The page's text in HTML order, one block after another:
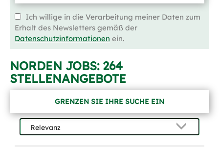
Ich willige in die Verarbeitung meiner Daten zum
Erhalt des Newsletters gemäß der
Datenschutzinformationen ein.
NORDEN JOBS: 264
STELLENANGEBOTE
GRENZEN SIE IHRE SUCHE EIN